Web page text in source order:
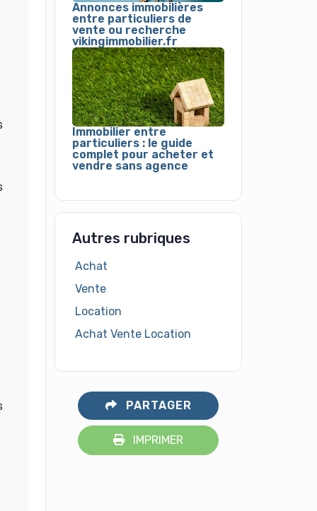
Annonces immobilières
entre particuliers de
vente ou recherche
vikingimmobilier.fr
Immobilier entre
particuliers : le guide
complet pour acheter et
vendre sans agence
Autres rubriques
Achat
Vente
Location
Achat Vente Location
PARTAGER
IMPRIMER